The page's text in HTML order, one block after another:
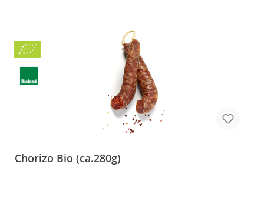
Bio
BLa
Chorizo Bio (ca.280g)